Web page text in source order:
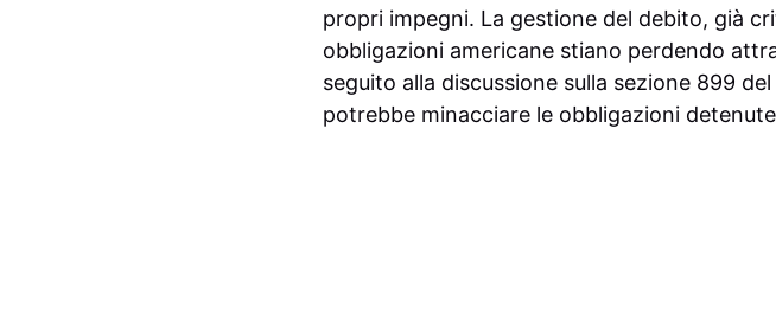
propri impegni. La gestione del debito, già
obbligazioni americane stiano perdendo
seguito alla discussione sulla sezione 899
potrebbe minacciare le obbligazioni